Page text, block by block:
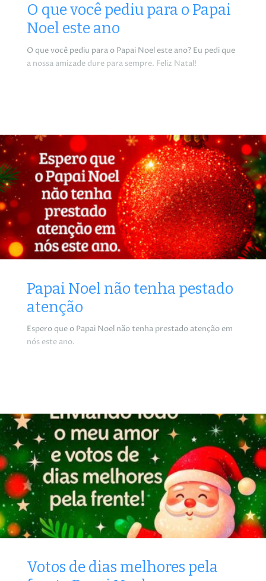
O que você pediu para o Papai
Noel este ano
O que você pediu para o Papai Noel este ano? Eu pedi que
a nossa amizade dure para sempre. Feliz Natal!
Papai Noel não tenha pestado
atenção
Espero que o Papai Noel não tenha prestado atenção em
nós este ano.
Votos de dias melhores pela